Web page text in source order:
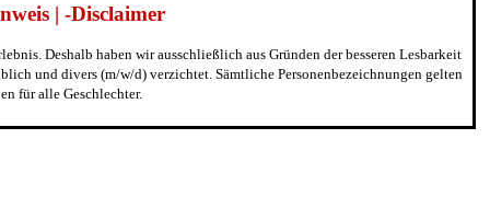
| -Disclaimer
Deshalb haben wir ausschließlich aus Gründen der besseren Lesbarkeit
und divers (m/w/d) verzichtet. Sämtliche Personenbezeichnungen gelten
für alle Geschlechter.